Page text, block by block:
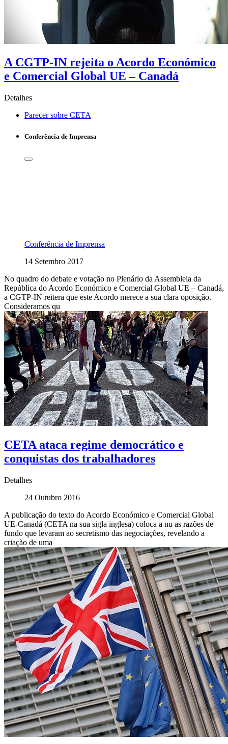
A CGTP-IN rejeita o Acordo Económico
e Comercial Global UE – Canadá
Detalhes
Parecer sobre CETA
Conferência de Imprensa
Conferência de Imprensa
14 Setembro 2017
No quadro do debate e votação no Plenário da Assembleia da
República do Acordo Económico e Comercial Global UE – Canadá,
a CGTP-IN reitera que este Acordo merece a sua clara oposição.
Consideramos qu
CETA ataca regime democrático e
conquistas dos trabalhadores
Detalhes
24 Outubro 2016
A publicação do texto do Acordo Económico e Comercial Global
UE-Canadá (CETA na sua sigla inglesa) coloca a nu as razões de
fundo que levaram ao secretismo das negociações, revelando a
criação de uma